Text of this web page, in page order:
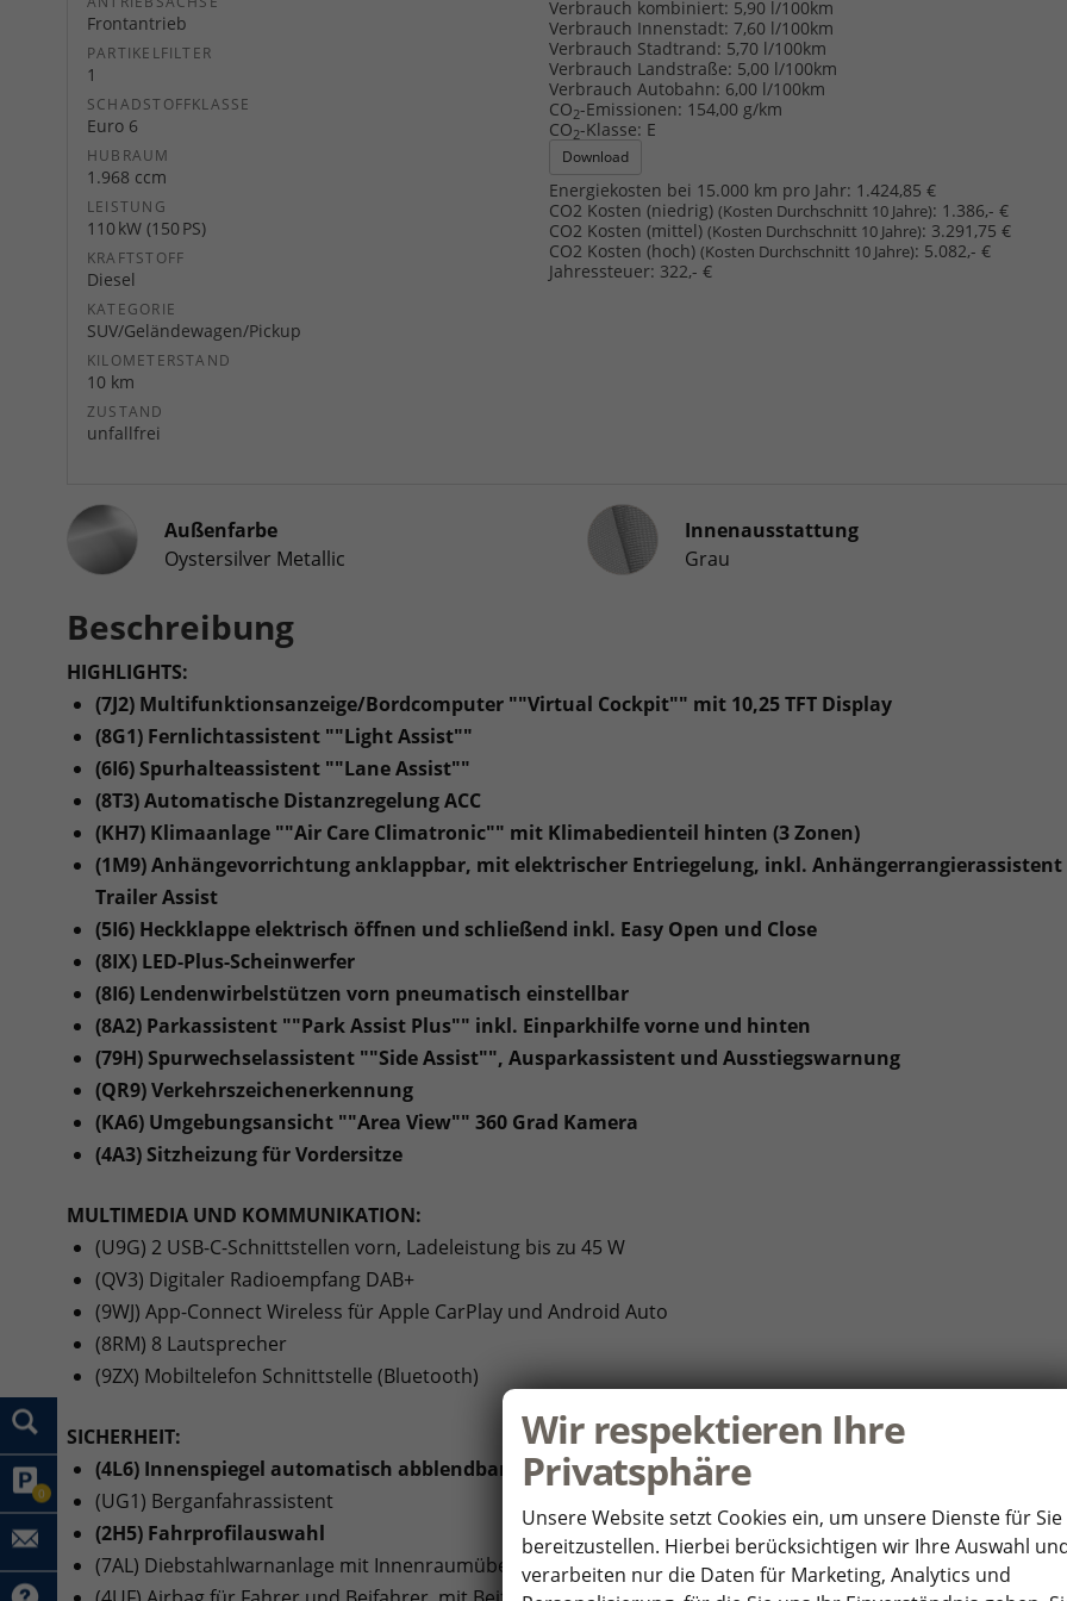
0
Frontantrieb
PARTIKELFILTER
1
SCHADSTOFFKLASSE
Euro 6
HUBRAUM
1.968 ccm
LEISTUNG
110 kW (150 PS)
KRAFTSTOFF
Diesel
KATEGORIE
SUV/Geländewagen/Pickup
KILOMETERSTAND
10 km
ZUSTAND
unfallfrei
Verbrauch kombiniert: 5,90 l/100km
Verbrauch Innenstadt: 7,60 l/100km
Verbrauch Stadtrand: 5,70 l/100km
Verbrauch Landstraße: 5,00 l/100km
Verbrauch Autobahn: 6,00 l/100km
CO2-Emissionen: 154,00 g/km
CO2-Klasse: E
Download
Energiekosten bei 15.000 km pro Jahr: 1.424,85 €
CO2 Kosten (niedrig) (Kosten Durchschnitt 10 Jahre): 1.386,- €
CO2 Kosten (mittel) (Kosten Durchschnitt 10 Jahre): 3.291,75 €
CO2 Kosten (hoch) (Kosten Durchschnitt 10 Jahre): 5.082,- €
Jahressteuer: 322,- €
Außenfarbe
Oystersilver Metallic
InnenausstattungInnenausstattung
Grau
Beschreibung
HIGHLIGHTS:
(7J2) Multifunktionsanzeige/Bordcomputer ""Virtual Cockpit"" mit 10,25 TFT Display
(8G1) Fernlichtassistent ""Light Assist""
(6I6) Spurhalteassistent ""Lane Assist""
(8T3) Automatische Distanzregelung ACC
(KH7) Klimaanlage ""Air Care Climatronic"" mit Klimabedienteil hinten (3 Zonen)
(1M9) Anhängevorrichtung anklappbar, mit elektrischer Entriegelung, inkl. Anhängerrangierassistent
Trailer Assist
(5I6) Heckklappe elektrisch öffnen und schließend inkl. Easy Open und Close
(8IX) LED-Plus-Scheinwerfer
(8I6) Lendenwirbelstützen vorn pneumatisch einstellbar
(8A2) Parkassistent ""Park Assist Plus"" inkl. Einparkhilfe vorne und hinten
(79H) Spurwechselassistent ""Side Assist"", Ausparkassistent und Ausstiegswarnung
(QR9) Verkehrszeichenerkennung
(KA6) Umgebungsansicht ""Area View"" 360 Grad Kamera
(4A3) Sitzheizung für Vordersitze
MULTIMEDIA UND KOMMUNIKATION:
(U9G) 2 USB-C-Schnittstellen vorn, Ladeleistung bis zu 45 W
(QV3) Digitaler Radioempfang DAB+
(9WJ) App-Connect Wireless für Apple CarPlay und Android Auto
(8RM) 8 Lautsprecher
(9ZX) Mobiltelefon Schnittstelle (Bluetooth)
SICHERHEIT:
(4L6) Innenspiegel automatisch abblendbar
(UG1) Berganfahrassistent
(2H5) Fahrprofilauswahl
(7AL) Diebstahlwarnanlage mit Innenraumüberwachung, Back-up-Horn und Abschleppschutz
Wir respektieren Ihre
Privatsphäre
Unsere Website setzt Cookies ein, um unsere Dienste für Sie
bereitzustellen. Hierbei berücksichtigen wir Ihre Auswahl
verarbeiten nur die Daten für Marketing, Analytics und